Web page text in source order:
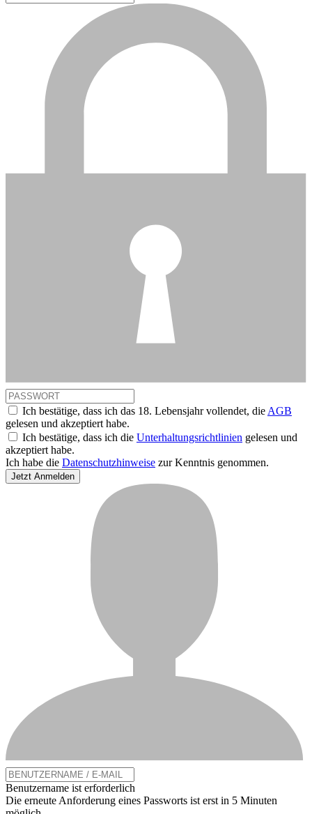
Ich bestätige, dass ich das 18. Lebensjahr vollendet, die AGB
gelesen und akzeptiert habe.
Ich bestätige, dass ich die Unterhaltungsrichtlinien gelesen und
akzeptiert habe.
Ich habe die Datenschutzhinweise zur Kenntnis genommen.
Jetzt Anmelden
Benutzername ist erforderlich
Die erneute Anforderung eines Passworts ist erst in 5 Minuten